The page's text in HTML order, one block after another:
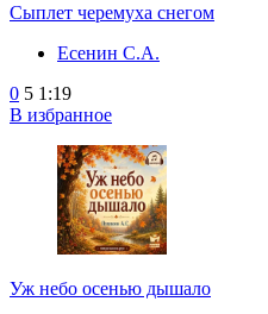
Сыплет черемуха снегом
Есенин С.А.
0 5 1:19
В избранное
Уж небо осенью дышало